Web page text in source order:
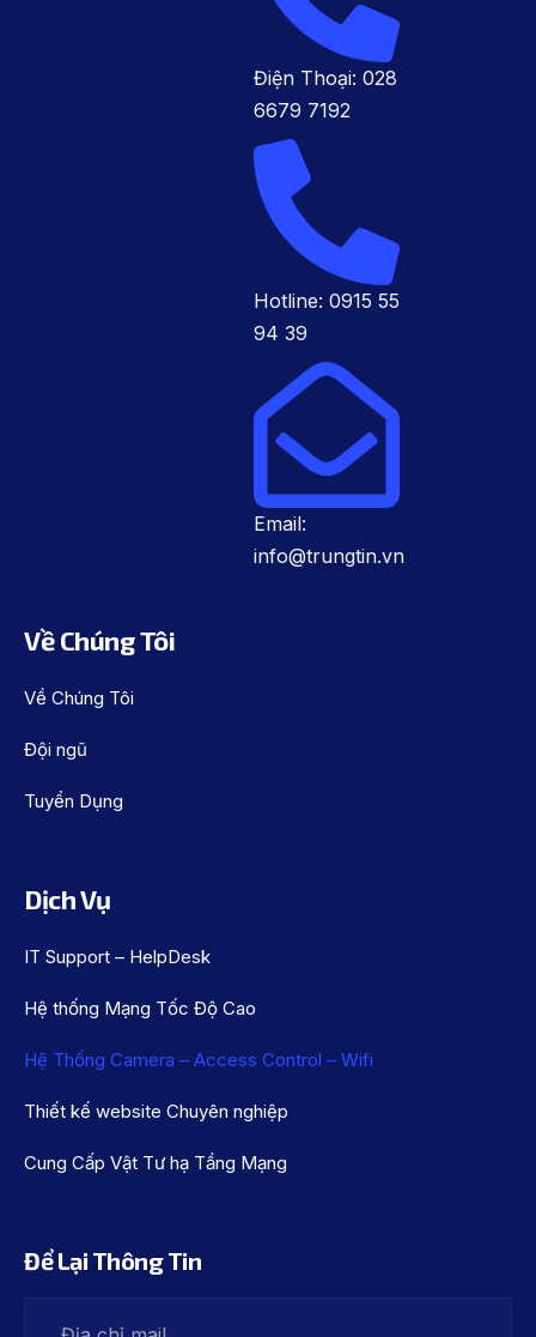
Điện Thoại: 028
6679 7192
Hotline: 0915 55
94 39
Email:
info@trungtin.vn
Về Chúng Tôi
Về Chúng Tôi
Đội ngũ
Tuyển Dụng
Dịch Vụ
IT Support – HelpDesk
Hệ thống Mạng Tốc Độ Cao
Hệ Thống Camera – Access Control – Wifi
Thiết kế website Chuyên nghiệp
Cung Cấp Vật Tư hạ Tầng Mạng
Để Lại Thông Tin